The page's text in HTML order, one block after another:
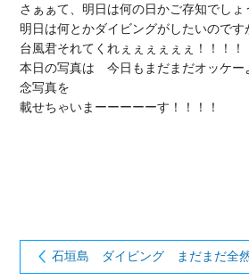
さぁぁて、明日は何の日かご存知でしょ
明日は何とかダイビングがしたいのです
台風君それてくれぇぇぇぇぇぇ！！！！
本日の写真は　今日もまだまだオッケ
念写真を
載せちゃいまーーーーーす！！！！
石垣島 ダイビング まだまだ全然